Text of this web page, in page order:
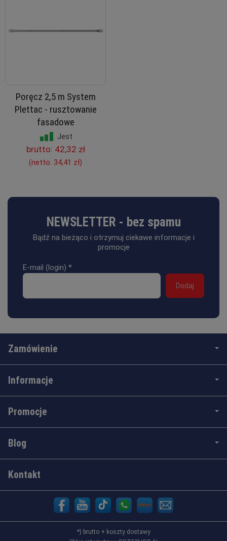
Poręcz 2,5 m System
Plettac - rusztowanie
fasadowe
Jest
brutto: 42,32 zł
(netto: 34,41 zł)
NEWSLETTER - bez spamu
Bądź na bieżąco i otrzymuj ciekawe informacje i
promocje
E-mail (login) *
Zamówienie
Informacje
Promocje
Blog
Kontakt
*) brutto + koszty dostawy